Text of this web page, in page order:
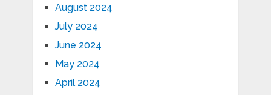
August 2024
July 2024
June 2024
May 2024
April 2024